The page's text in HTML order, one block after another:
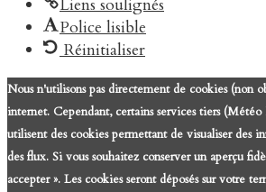
Liens soulignés
Police lisible
Réinitialiser
Nous n'utilisons pas directement de cookies (non
internet. Cependant, certains services tiers (Météo
utilisent des cookies permettant de visualiser des
des flux. Si vous souhaitez conserver un aperçu
accepter ». Les cookies seront déposés sur votre